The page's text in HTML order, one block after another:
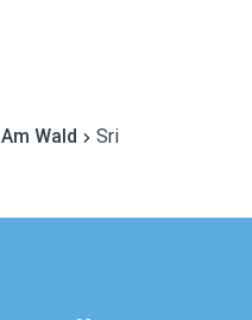
Am Wald Sri